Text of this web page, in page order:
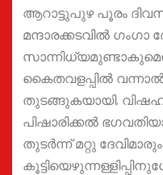
ആറാട്ടുപുഴ പൂരം
മന്ദാരക്കടവിൽ ഗംഗാ
കൈതവളപ്പിൽ വന്നാൽ
തുടങ്ങുകയായി.
പിഷാരിക്കൽ
തുടർന്ന് മറ്റു